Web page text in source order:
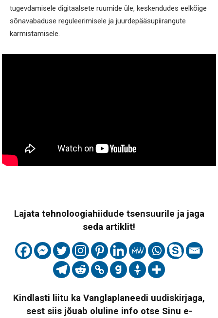
tugevdamisele digitaalsete ruumide üle, keskendudes eelkõige
sõnavabaduse reguleerimisele ja juurdepääsupiirangute
karmistamisele.
Lajata tehnoloogiahiidude tsensuurile ja jaga
seda artiklit!
Kindlasti liitu ka Vanglaplaneedi uudiskirjaga,
sest siis jõuab oluline info otse Sinu e-